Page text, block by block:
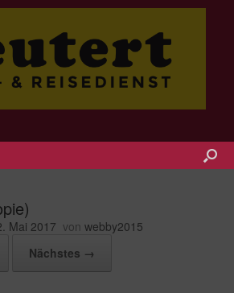
Mai 2017 von webby2015
Nächstes →